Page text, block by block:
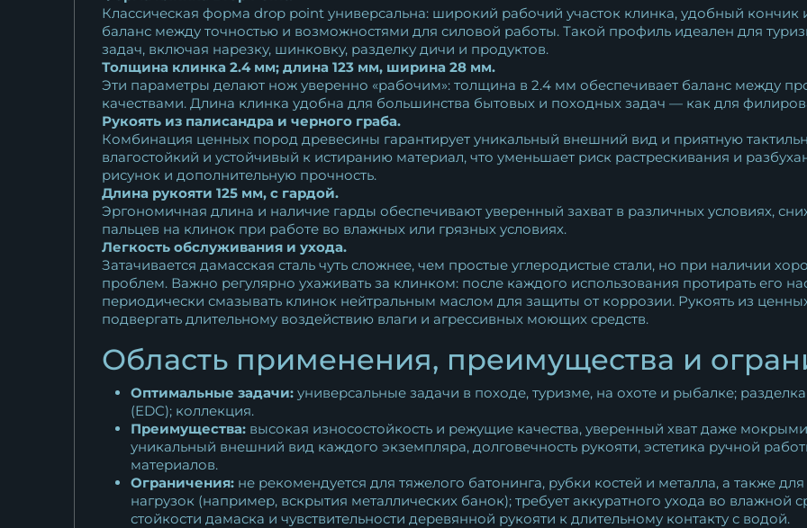
Классическая форма drop point универсальна: широкий рабочий участок клинка, удобный кончик
баланс между точностью и возможностями для силовой работы. Такой профиль идеален для
задач, включая нарезку, шинковку, разделку дичи и продуктов.
Толщина клинка 2.4 мм; длина 123 мм, ширина 28 мм.
Эти параметры делают нож уверенно «рабочим»: толщина в 2.4 мм обеспечивает баланс между
качествами. Длина клинка удобна для большинства бытовых и походных задач — как для
Рукоять из палисандра и черного граба.
Комбинация ценных пород древесины гарантирует уникальный внешний вид и приятную
влагостойкий и устойчивый к истиранию материал, что уменьшает риск растрескивания и
рисунок и дополнительную прочность.
Длина рукояти 125 мм, с гардой.
Эргономичная длина и наличие гарды обеспечивают уверенный захват в различных условиях,
пальцев на клинок при работе во влажных или грязных условиях.
Легкость обслуживания и ухода.
Затачивается дамасская сталь чуть сложнее, чем простые углеродистые стали, но при наличии
проблем. Важно регулярно ухаживать за клинком: после каждого использования протирать его
периодически смазывать клинок нейтральным маслом для защиты от коррозии. Рукоять из
подвергать длительному воздействию влаги и агрессивных моющих средств.
Область применения, преимущества и
Оптимальные задачи: универсальные задачи в походе, туризме, на охоте и рыбалке;
(EDC); коллекция.
Преимущества: высокая износостойкость и режущие качества, уверенный хват даже
уникальный внешний вид каждого экземпляра, долговечность рукояти, эстетика ручной
материалов.
Ограничения: не рекомендуется для тяжелого батонинга, рубки костей и металла, а также
нагрузок (например, вскрытия металлических банок); требует аккуратного ухода во
стойкости дамаска и чувствительности деревянной рукояти к длительному контакту с водой.